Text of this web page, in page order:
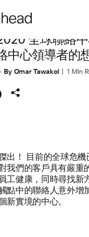
全球聯絡
中心領導者的
By Omar Tawakol 1 Min
出！ 目前的全球危機
我們的客戶具有嚴重
工健康，同時尋找新
點中的聯絡人意外增
新實境的中心。